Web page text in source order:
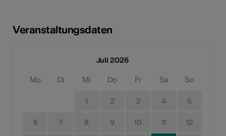
Veranstaltungsdaten
Juli 2026
Mo Di Mi Do Fr Sa So
1 2 3 4 5
6 7 8 9 10 11 12